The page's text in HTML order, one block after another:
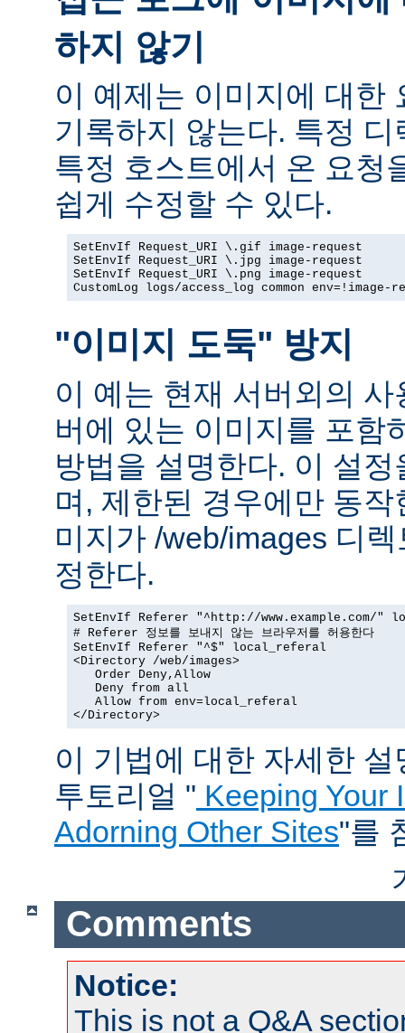
하지 않기
이 예제는 이미지에 대한
기록하지 않는다. 특정
특정 호스트에서 온 요청
쉽게 수정할 수 있다.
SetEnvIf Request_URI \.gif image-request
SetEnvIf Request_URI \.jpg image-request
SetEnvIf Request_URI \.png image-request
CustomLog logs/access_log common env=!image-
"이미지 도둑" 방지
이 예는 현재 서버외의
버에 있는 이미지를 포함
방법을 설명한다. 이 설
며, 제한된 경우에만 동
미지가 /web/images 디
정한다.
SetEnvIf Referer "^http://www.example.com/"
# Referer 정보를 보내지 않는 브라우저를 허용한다
SetEnvIf Referer "^$" local_referal
<Directory /web/images>
   Order Deny,Allow
   Deny from all
   Allow from env=local_referal
</Directory>
이 기법에 대한 자세한
투토리얼 " Keeping Your
Adorning Other Sites"를
Comments
Notice:
This is not a Q&A